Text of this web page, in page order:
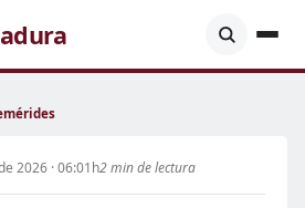
2026 · 06:01h2 min de lectura